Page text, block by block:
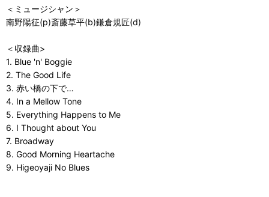
＜ミュージシャン＞
南野陽征(p)斎藤草平(b)鎌倉規匠(d)
＜収録曲>
1. Blue 'n' Boggie
2. The Good Life
3. 赤い橋の下で…
4. In a Mellow Tone
5. Everything Happens to Me
6. I Thought about You
7. Broadway
8. Good Morning Heartache
9. Higeoyaji No Blues